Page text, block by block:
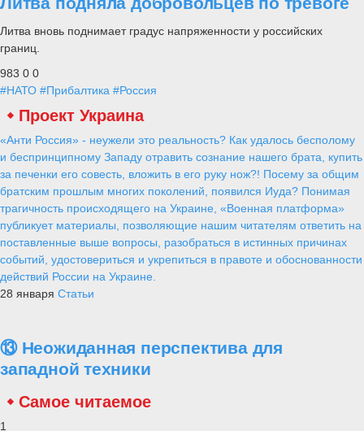
Литва вновь поднимает градус напряженности у российских
границ.
983 0 0
#НАТО #Прибалтика #Россия
Проект Украина
«Анти Россия» - неужели это реальность? Как удалось бесполому
и беспринципному Западу отравить сознание нашего брата, купить
за печенки его совесть, вложить в его руку нож?! Посему за общим
братским прошлым многих поколений, появился Иуда? Понимая
трагичность происходящего на Украине, «Военная платформа»
публикует материалы, позволяющие нашим читателям ответить на
поставленные выше вопросы, разобраться в истинных причинах
событий, удостовериться и укрепиться в правоте и обоснованности
действий России на Украине.
28 января Статьи
⑬ Неожиданная перспектива для
западной техники
Самое читаемое
1